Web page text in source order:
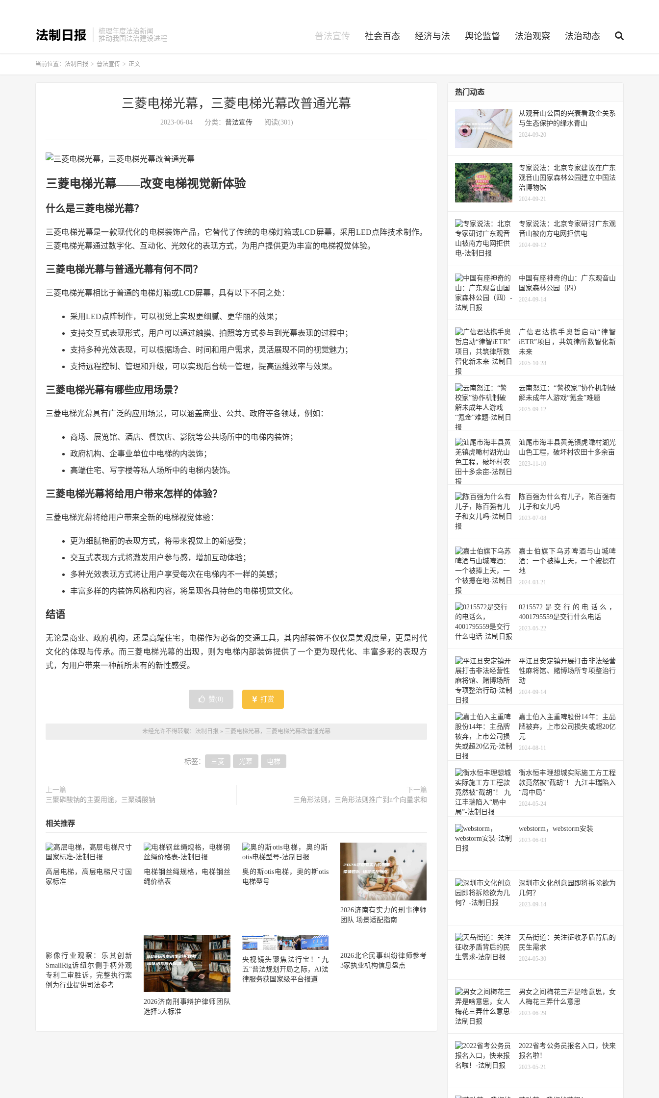
梳理年度法治新闻
推动我国法治建设进程
普法宣传 社会百态 经济与法 舆论监督 法治观察 法治动态
当前位置： 法制日报 > 普法宣传 > 正文
三菱电梯光幕，三菱电梯光幕改普通光幕
2023-06-04 分类： 普法宣传 阅读(301)
三菱电梯光幕——改变电梯视觉新体验
什么是三菱电梯光幕？
三菱电梯光幕是一款现代化的电梯装饰产品，它替代了传统的电梯灯箱或LCD屏幕，采用LED点阵技术制作。
三菱电梯光幕通过数字化、互动化、光效化的表现方式，为用户提供更为丰富的电梯视觉体验。
三菱电梯光幕与普通光幕有何不同？
三菱电梯光幕相比于普通的电梯灯箱或LCD屏幕，具有以下不同之处：
采用LED点阵制作，可以视觉上实现更细腻、更华丽的效果；
支持交互式表现形式，用户可以通过触摸、拍照等方式参与到光幕表现的过程中；
支持多种光效表现，可以根据场合、时间和用户需求，灵活展现不同的视觉魅力；
支持远程控制、管理和升级，可以实现后台统一管理，提高运维效率与效果。
三菱电梯光幕有哪些应用场景？
三菱电梯光幕具有广泛的应用场景，可以涵盖商业、公共、政府等各领域，例如：
商场、展览馆、酒店、餐饮店、影院等公共场所中的电梯内装饰；
政府机构、企事业单位中电梯的内装饰；
高端住宅、写字楼等私人场所中的电梯内装饰。
三菱电梯光幕将给用户带来怎样的体验？
三菱电梯光幕将给用户带来全新的电梯视觉体验：
更为细腻艳丽的表现方式，将带来视觉上的新感受；
交互式表现方式将激发用户参与感，增加互动体验；
多种光效表现方式将让用户享受每次在电梯内不一样的美感；
丰富多样的内装饰风格和内容，将呈现各具特色的电梯视觉文化。
结语
无论是商业、政府机构，还是高端住宅，电梯作为必备的交通工具，其内部装饰不仅仅是美观度量，更是时代
文化的体现与传承。而三菱电梯光幕的出现，则为电梯内部装饰提供了一个更为现代化、丰富多彩的表现方
式，为用户带来一种前所未有的新性感受。
赞( 0 ) 打赏
未经允许不得转载： 法制日报 » 三菱电梯光幕，三菱电梯光幕改普通光幕
标签： 三菱 光幕 电梯
上一篇
三聚磷酸钠的主要用途，三聚磷酸钠
下一篇
三角形法则，三角形法则推广到n个向量求和
相关推荐
高层电梯，高层电梯尺寸国
家标准
电梯钢丝绳规格，电梯钢丝
绳价格表
奥的斯otis电梯，奥的斯otis
电梯型号
2026济南有实力的刑事律师
团队 场景适配指南
影像行业观察：乐其创新
SmallRig诉纽尔侧手柄外观
专利二审胜诉，完整执行案
例为行业提供司法参考
2026济南刑事辩护律师团队
选择5大标准
央视镜头聚焦法行宝！"九
五"普法规划开局之际，AI法
律服务获国家级平台报道
2026北仑民事纠纷律师参考
3家执业机构信息盘点
热门动态
从观音山公园的兴衰看政企关系
与生态保护的绿水青山
2024-09-20
专家说法：北京专家建议在广东
观音山国家森林公园建立中国法
治博物馆
2024-09-21
专家说法：北京专家研讨广东观
音山被南方电网拒供电
2024-09-12
中国有座神奇的山：广东观音山
国家森林公园（四）
2024-09-14
广信君达携手奥哲启动“律智
iETR”项目，共筑律所数智化新
未来
2025-10-28
云南怒江：“警校家”协作机制破
解未成年人游戏“氪金”难题
2025-09-12
汕尾市海丰县黄羌镇虎噉村湖光
山色工程，破坏村农田十多余亩
2023-11-10
陈百强为什么有儿子，陈百强有
儿子和女儿吗
2023-07-08
嘉士伯旗下乌苏啤酒与山城啤
酒：一个被捧上天，一个被摁在
地
2024-03-21
0215572是交行的电话么，
4001795559是交行什么电话
2023-05-22
平江县安定镇开展打击非法经营
性麻将馆、赌博场所专项整治行
动
2024-09-14
嘉士伯入主重啤股份14年：主品
牌被弃，上市公司损失或超20亿
元
2024-08-11
衡水恒丰理想城实际施工方工程
款竟然被“截胡”！ 九江丰瑞陷入
“局中局”
2024-05-24
webstorm，webstorm安装
2023-06-03
深圳市文化创意园即将拆除欲为
几何？
2023-09-14
天岳街道：关注征收矛盾背后的
民生需求
2024-05-30
男女之间梅花三弄是啥意思，女
人梅花三弄什么意思
2023-06-29
2022省考公务员报名入口，快来
报名啦！
2023-05-21